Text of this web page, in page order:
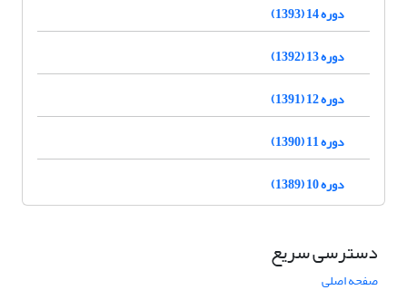
دوره 14 (1393)
دوره 13 (1392)
دوره 12 (1391)
دوره 11 (1390)
دوره 10 (1389)
دسترسی سریع
صفحه اصلی